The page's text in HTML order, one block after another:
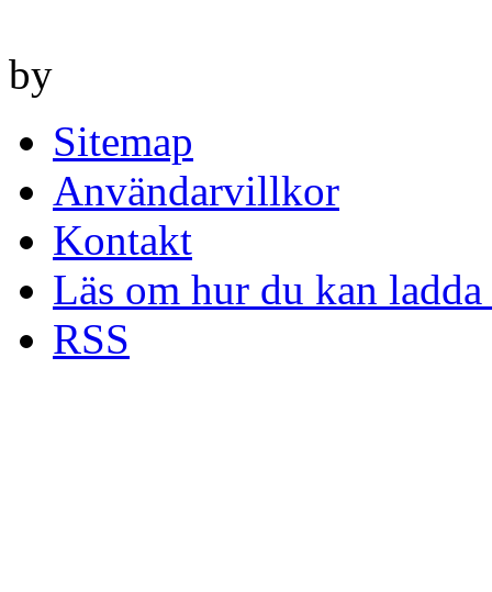
by
Sitemap
Användarvillkor
Kontakt
Läs om hur du kan
RSS